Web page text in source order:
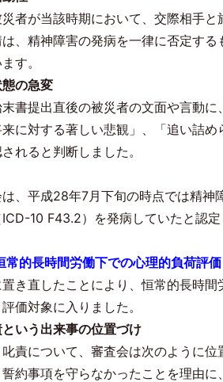
者が当該時期において、交際相手
、精神障害の発病を一律に否定す
す。
の急変
書提出直後の被災者の文面や言動
に対する著しい悲観」、「追い詰
れると判断しました。
、平成28年7月下旬の時点では精神
ICD-10 F43.2）を発病していたと認定
的長時間労働下での心理的負荷評価
き直したことにより、恒常的長時
価対象に入りました。
いう出来事の位置づけ
責について、審査会は次のように
約事項を守らなかったことを理由